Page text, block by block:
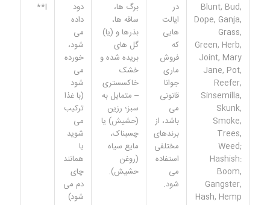
Blunt, Bud,
Dope, Ganja,
Grass,
Green, Herb,
Joint, Mary
Jane, Pot,
Reefer,
Sinsemilla,
Skunk,
Smoke,
Trees,
Weed;
Hashish:
Boom,
Gangster,
Hash, Hemp
در
ایالت
هایی
که
فروش
ماری
جوانا
قانونی
می
باشد، از
برندهای
مختلفی
استفاده
می
شود.
برگ ها،
ساقه ها،
بذرها و (یا)
گل های
بریده شده و
خشک
خاکسستری
– متمایل به
سبز؛ رزین
(حشیش) یا
چسبناک،
مایع سیاه
(روغن
حشیش).
دود
داده
می
شود،
خورده
می
شود
(با غذا
ترکیب
می
شوید
یا
همانند
چای
دم می
شود)
I**